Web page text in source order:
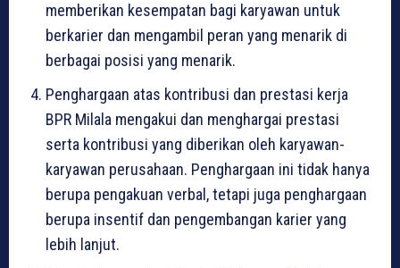
memberikan kesempatan bagi karyawan untuk
berkarier dan mengambil peran yang menarik di
berbagai posisi yang menarik.
Penghargaan atas kontribusi dan prestasi kerja
BPR Milala mengakui dan menghargai prestasi
serta kontribusi yang diberikan oleh karyawan-
karyawan perusahaan. Penghargaan ini tidak hanya
berupa pengakuan verbal, tetapi juga penghargaan
berupa insentif dan pengembangan karier yang
lebih lanjut.